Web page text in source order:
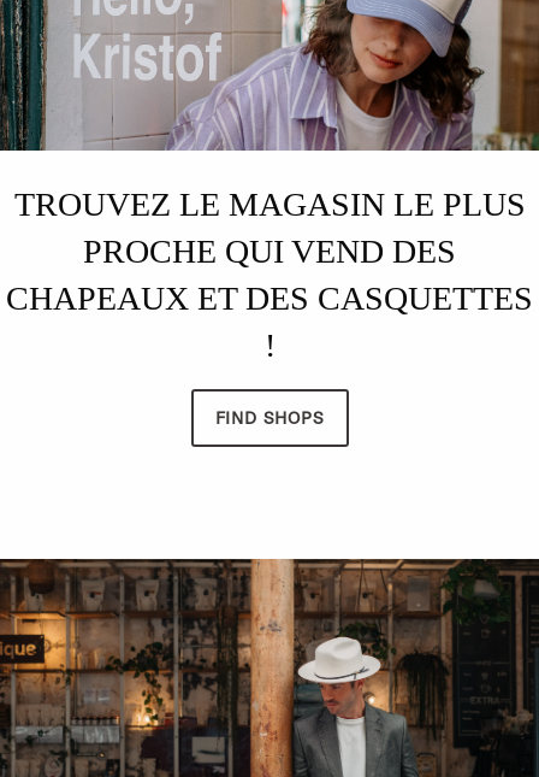
TROUVEZ LE MAGASIN LE PLUS
PROCHE QUI VEND DES
CHAPEAUX ET DES CASQUETTES
!
FIND SHOPS